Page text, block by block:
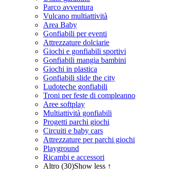
Parco avventura
Vulcano multiattività
Area Baby
Gonfiabili per eventi
Attrezzature dolciarie
Giochi e gonfiabili sportivi
Gonfiabili mangia bambini
Giochi in plastica
Gonfiabili slide the city
Ludoteche gonfiabili
Troni per feste di compleanno
Aree softplay
Multiattività gonfiabili
Progetti parchi giochi
Circuiti e baby cars
Attrezzature per parchi giochi
Playground
Ricambi e accessori
Altro (30)Show less ↑